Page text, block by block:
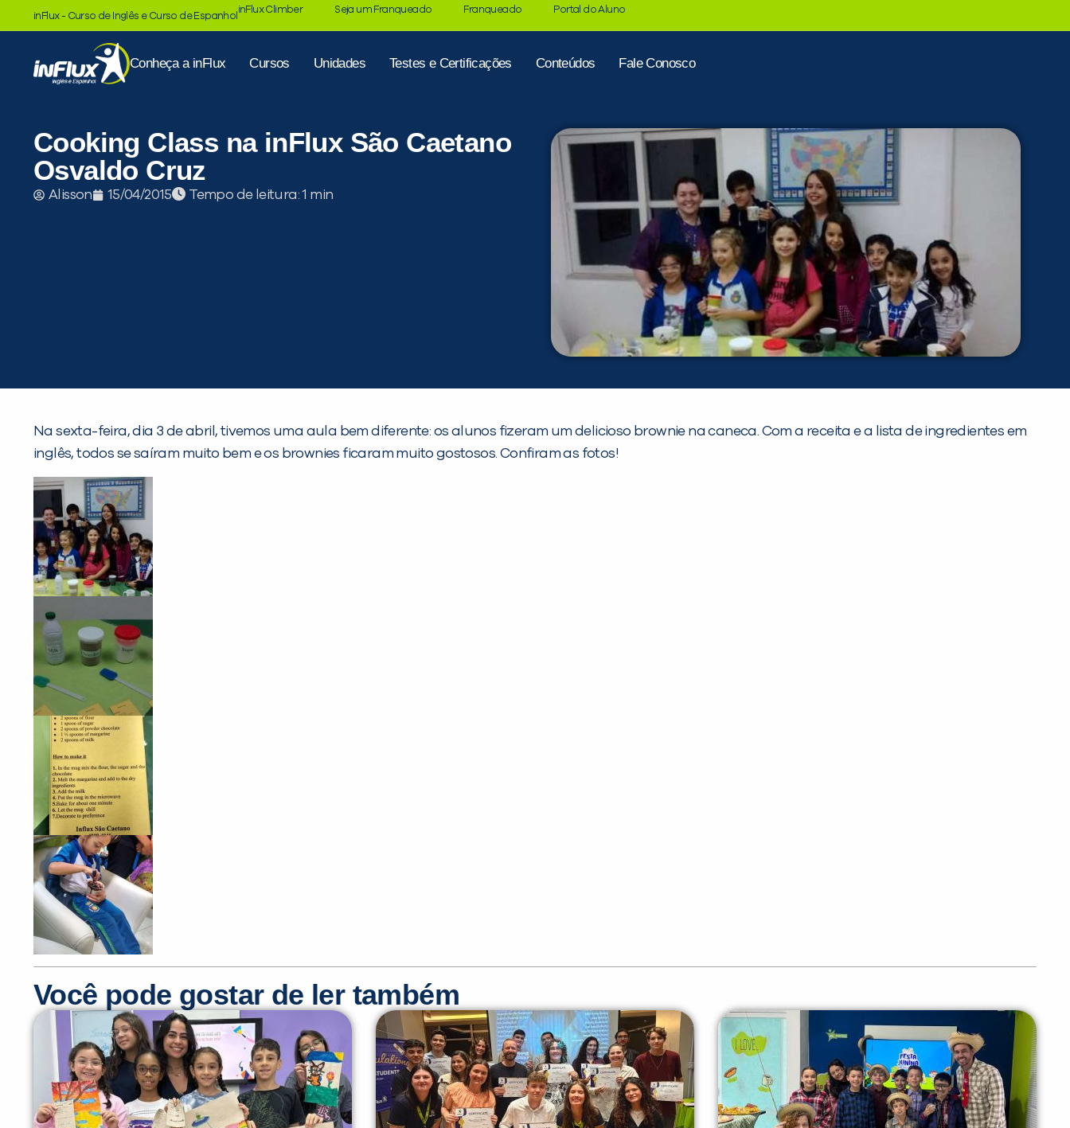
inFlux - Curso de Inglês e Curso de Espanhol
inFlux Climber Seja um Franqueado Franqueado Portal do Aluno
Conheça a inFlux Cursos Unidades Testes e Certificações Conteúdos Fale Conosco
Cooking Class na inFlux São Caetano
Osvaldo Cruz
Alisson 15/04/2015 Tempo de leitura:
Na sexta-feira, dia 3 de abril, tivemos uma aula bem diferente: os alunos fizeram um delicioso brownie na caneca. Com a receita e a lista de ingredientes em
inglês, todos se saíram muito bem e os brownies ficaram muito gostosos. Confiram as fotos!
Você pode gostar de ler também